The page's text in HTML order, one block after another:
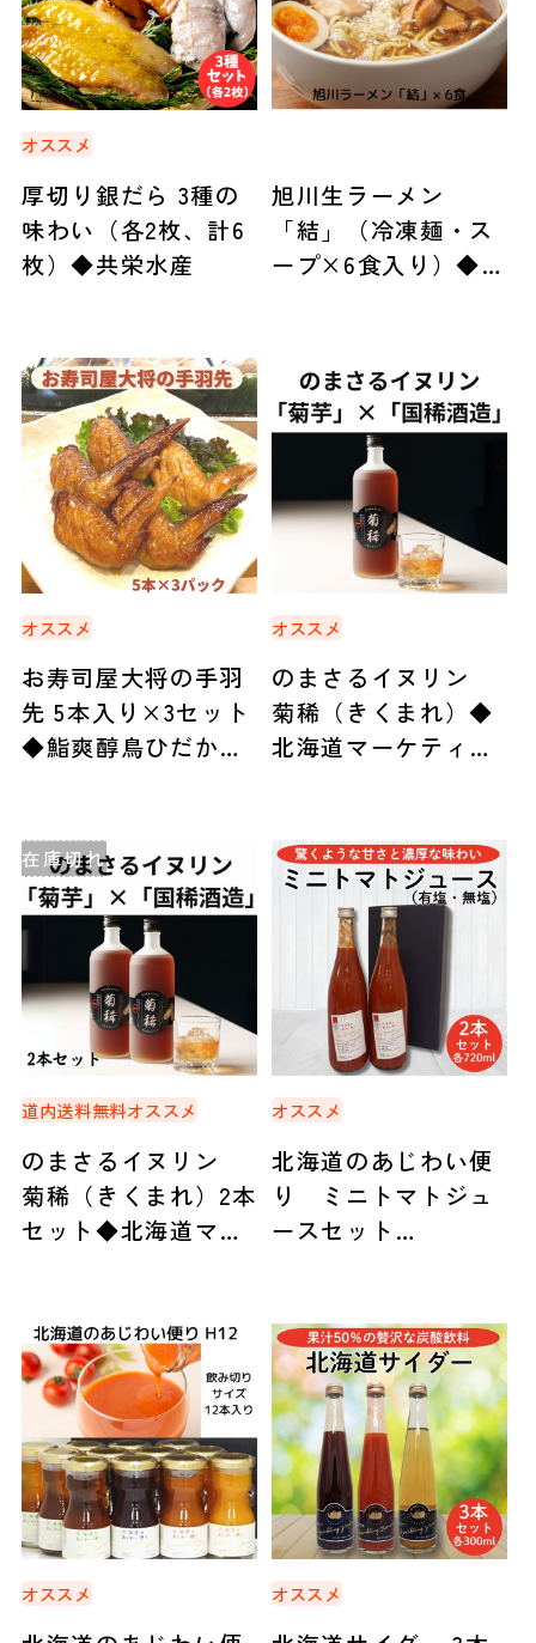
オススメ
厚切り銀だら 3種の
味わい（各2枚、計6
枚）◆共栄水産
旭川生ラーメン
「結」（冷凍麺・ス
ープ×6食入り）◆人
オススメ
お寿司屋大将の手羽
先 5本入り×3セット
◆鮨爽醇鳥ひだか
オススメ
のまさるイヌリン
菊稀（きくまれ）◆
北海道マーケティン
在庫切れ
道内送料無料オススメ
のまさるイヌリン
菊稀（きくまれ）2本
セット◆北海道マー
オススメ
北海道のあじわい便
り ミニトマトジュ
ースセット
オススメ オススメ